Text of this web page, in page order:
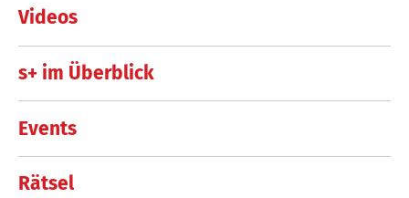
Videos
s+ im Überblick
Events
Rätsel